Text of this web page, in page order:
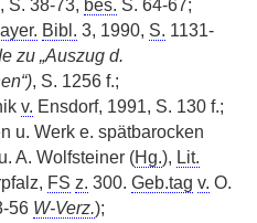
S. 38-73, bes. S. 64-67;
Bibl. 3, 1990, S. 1131-
zu „Auszug d.
, S. 1256 f.;
v. Ensdorf, 1991, S. 130 f.;
u. Werk e. spätbarocken
u. A. Wolfsteiner (Hg.), Lit.
FS z. 300. Geb.tag v. O.
56 W-Verz.);